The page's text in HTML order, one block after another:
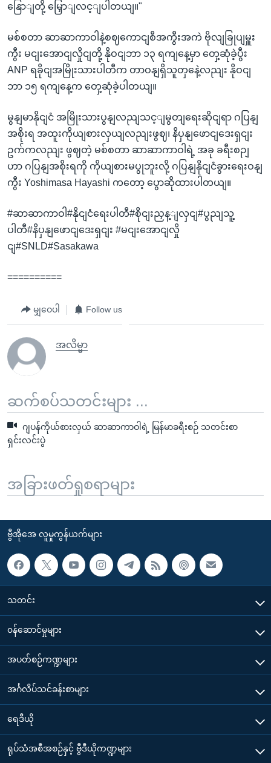
နြောျတို့ မြှောျလင့ျပါတယျ။"
မစ်စတာ ဆာဆာကာဝါနဲ့စဈကောငျစီအကွီးအကဲ ဗိုလျခြုပျမှူး
ကွီး မငျးအောငျလှိုငျတို့ နိုဝငျဘာ ၁၃ ရကျနေ့မှာ တှေ့ဆုံခဲ့ပွီး
ANP ရခိုငျအမြိုးသားပါတီက တာဝနျရှိသူတှနေဲ့လညျး နိုဝငျ
ဘာ ၁၅ ရကျနေ့က တှေ့ဆုံခဲ့ပါတယျ။
မွနျမာနိုငျငံ အမြိုးသားပွနျလညျသင့ျမွတျရေးဆိုငျရာ ဂပြနျ
အစိုးရ အထူးကိုယျစားလှယျလညျးဖွဈ၊ နိပှနျဖောငျဒေးရှငျး
ဥက်ကလညျး ဖွဈတဲ့ မစ်စတာ ဆာဆာကာဝါရဲ့ အခု ခရီးစဉျ
ဟာ ဂပြနျအစိုးရကို ကိုယျစားမပွုဘူးလို့ ဂပြနျနိုငျငံခွားရေးဝနျ
ကွီး Yoshimasa Hayashi ကတော့ ပွောဆိုထားပါတယျ။
#ဆာဆာကာဝါ#နိုငျငံရေးပါတီ#စိုငျးညှန့ျလှငျ#ပွညျသူ့
ပါတီ#နိပှနျဖောငျဒေးရှငျး #မငျးအောငျလှို
ငျ#SNLD#Sasakawa
==========
မျှဝေပါ Follow us
အလိမ္မာ
ဆက်စပ်သတင်းများ ...
ဂျပန်ကိုယ်စားလှယ် ဆာဆာကာဝါရဲ့ မြန်မာခရီးစဉ် သတင်းစာ
ရှင်းလင်းပွဲ
အခြားဖတ်ရှုစရာများ
ဗွီအိုအေ လူမှုကွန်ယက်များ
သတင်း
၀န်ဆောင်မှုများ
အပတ်စဉ်ကဏ္ဍများ
အင်္ဂလိပ်သင်ခန်းစာများ
ရေဒီယို
ရုပ်သံအစီအစဉ်နှင့် ဗွီဒီယိုကဏ္ဍများ